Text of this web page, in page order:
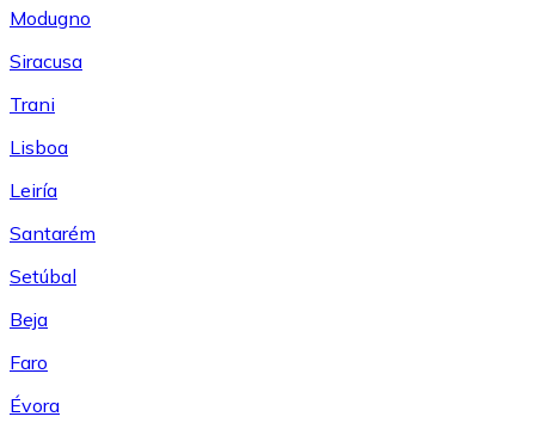
Modugno
Siracusa
Trani
Lisboa
Leiría
Santarém
Setúbal
Beja
Faro
Évora